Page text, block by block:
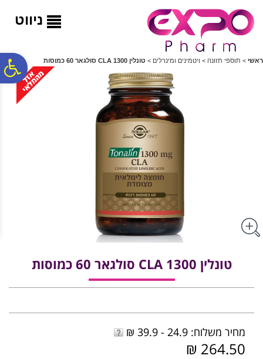
ניווט
ראשי > תוספי תזונה > ויטמינים ומינרלים > טונלין 1300 CLA סולגאר 60 כמוסות
טונלין 1300 CLA סולגאר 60 כמוסות
מחיר משלוח: 24.9 - 39.9 ₪
264.50 ₪